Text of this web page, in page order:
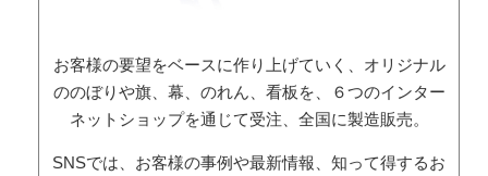
お客様の要望をベースに作り上げていく、オリジナル
ののぼりや旗、幕、のれん、看板を、６つのインター
ネットショップを通じて受注、全国に製造販売。
SNSでは、お客様の事例や最新情報、知って得するお